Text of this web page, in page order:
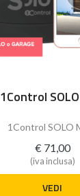
1Control
1Control SOLO
€ 71,00
(iva inclusa)
VEDI